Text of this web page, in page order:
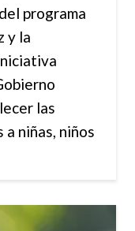
programa
y la
las
niñas, niños